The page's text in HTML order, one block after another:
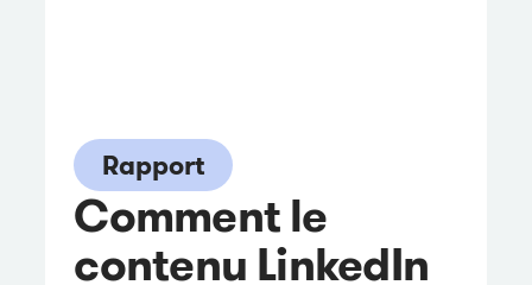
Rapport
Comment le
contenu LinkedIn